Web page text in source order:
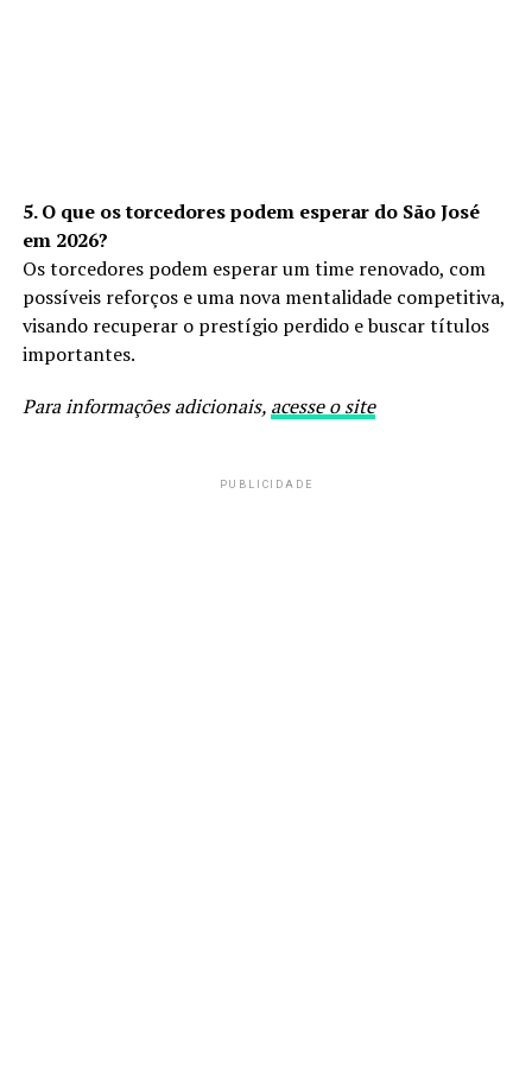
5. O que os torcedores podem esperar do São José
em 2026?
Os torcedores podem esperar um time renovado, com
possíveis reforços e uma nova mentalidade competitiva,
visando recuperar o prestígio perdido e buscar títulos
importantes.
Para informações adicionais, acesse o site
PUBLICIDADE